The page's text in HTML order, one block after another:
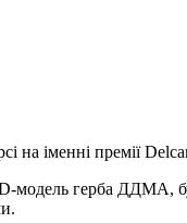
іменні премії
герба ДДМА,